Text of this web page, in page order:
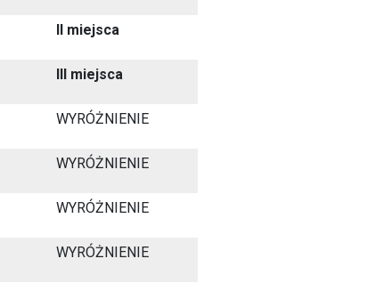
II miejsca
III miejsca
WYRÓŻNIENIE
WYRÓŻNIENIE
WYRÓŻNIENIE
WYRÓŻNIENIE